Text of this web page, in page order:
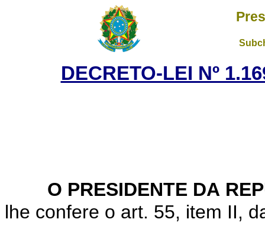
DECRETO-LEI Nº
O PRESIDENTE DA
lhe confere o art. 55, item II,